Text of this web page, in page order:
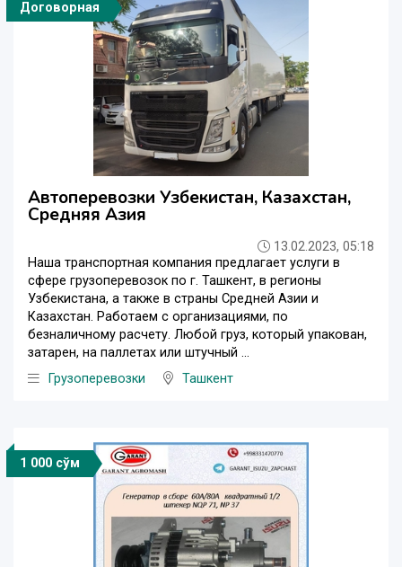
Договорная
Автоперевозки Узбекистан, Казахстан,
Средняя Азия
13.02.2023, 05:18
Наша транспортная компания предлагает услуги в
сфере грузоперевозок по г. Ташкент, в регионы
Узбекистана, а также в страны Средней Азии и
Казахстан. Работаем с организациями, по
безналичному расчету. Любой груз, который упакован,
затарен, на паллетах или штучный ...
Грузоперевозки
Ташкент
1 000 сўм